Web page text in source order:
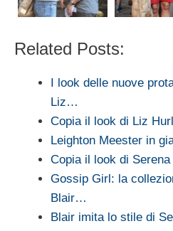
Related Posts:
I look delle nuove
Liz…
Copia il look di Liz
Leighton Meester in
Copia il look di
Gossip Girl: la
Blair…
Blair imita lo stile di